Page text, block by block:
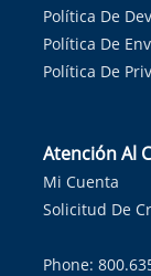
Política De
Política De
Política De
Atención Al
Mi Cuenta
Solicitud De
Phone: